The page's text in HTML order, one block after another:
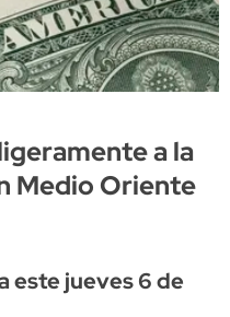
a la
Medio Oriente
este jueves 6 de